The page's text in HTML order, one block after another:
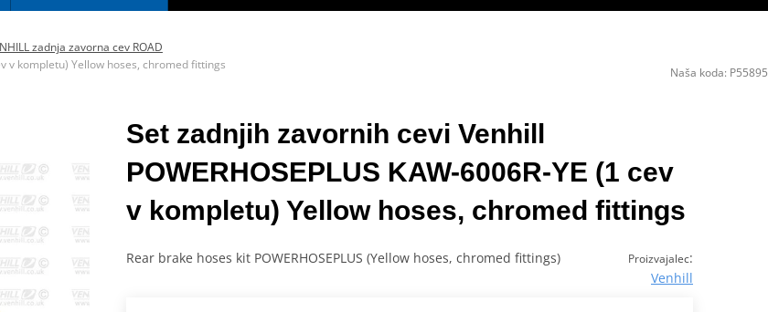
zadnja zavorna cev ROAD
v kompletu) Yellow hoses, chromed fittings
Set zadnjih zavornih cevi Venhill
POWERHOSEPLUS KAW-6006R-YE (1 cev
v kompletu) Yellow hoses, chromed fittings
Proizvajalec:
Venhill
Rear brake hoses kit POWERHOSEPLUS (Yellow hoses, chromed fittings)
Naša koda: P55895